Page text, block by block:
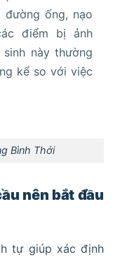
ống, nạo
điểm bị ảnh
này thường
kể so với việc
Bình Thới
nên bắt đầu
tự giúp xác định